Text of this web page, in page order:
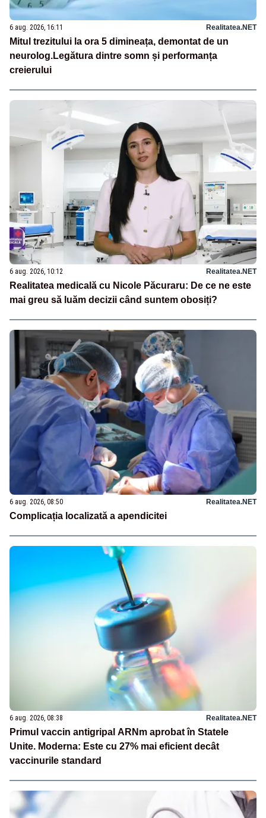
6 aug. 2026, 16:11 Realitatea.NET
Mitul trezitului la ora 5 dimineața, demontat de un
neurolog.Legătura dintre somn și performanța
creierului
6 aug. 2026, 10:12 Realitatea.NET
Realitatea medicală cu Nicole Păcuraru: De ce ne este
mai greu să luăm decizii când suntem obosiți?
6 aug. 2026, 08:50 Realitatea.NET
Complicația localizată a apendicitei
6 aug. 2026, 08:38 Realitatea.NET
Primul vaccin antigripal ARNm aprobat în Statele
Unite. Moderna: Este cu 27% mai eficient decât
vaccinurile standard